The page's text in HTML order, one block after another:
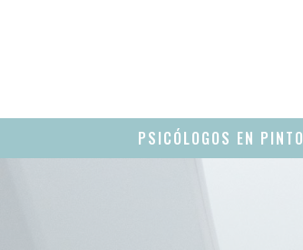
PSICÓLOGOS EN PINTO